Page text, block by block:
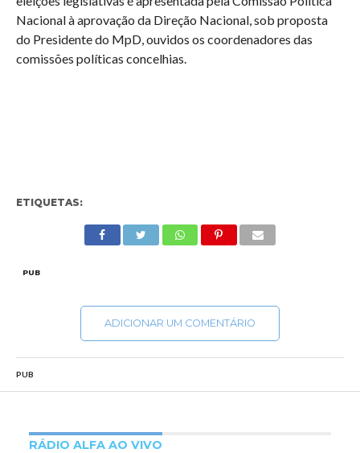
Nacional à aprovação da Direção Nacional, sob proposta
do Presidente do MpD, ouvidos os coordenadores das
comissões políticas concelhias.
ETIQUETAS:
PUB
ADICIONAR UM COMENTÁRIO
PUB
RÁDIO ALFA AO VIVO